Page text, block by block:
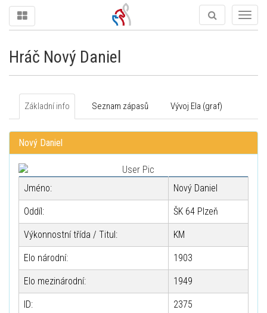
Hráč Nový Daniel
Základní info Seznam zápasů Vývoj Ela (graf)
Nový Daniel
Jméno: Nový Daniel
Oddíl: ŠK 64 Plzeň
Výkonnostní třída / Titul: KM
Elo národní: 1903
Elo mezinárodní: 1949
ID: 2375